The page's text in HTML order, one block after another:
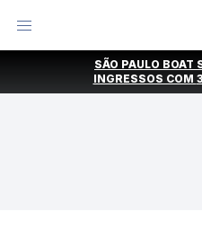
SÃO PAULO
INGRESSOS COM